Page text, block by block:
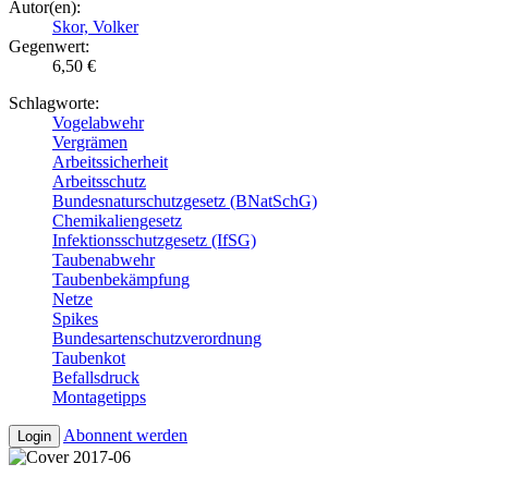
Autor(en):
Skor, Volker
Gegenwert:
6,50 €
Schlagworte:
Vogelabwehr
Vergrämen
Arbeitssicherheit
Arbeitsschutz
Bundesnaturschutzgesetz (BNatSchG)
Chemikaliengesetz
Infektionsschutzgesetz (IfSG)
Taubenabwehr
Taubenbekämpfung
Netze
Spikes
Bundesartenschutzverordnung
Taubenkot
Befallsdruck
Montagetipps
Login Abonnent werden